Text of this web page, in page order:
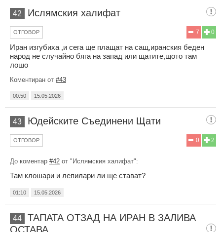
42 Ислямския халифат
0
7
ОТГОВОР
Иран изгубиха ,и сега ще плащат на сащ,иранския беден
народ не случайно бяга на запад или щатите,щото там
лошо
Коментиран от #43
00:50 15.05.2026
43 Юдейските Съединени Щати
2
0
ОТГОВОР
До коментар #42 от "Ислямския халифат":
Там клошари и лепилари ли ще стават?
01:10 15.05.2026
44
ТАПАТА ОТЗАД НА ИРАН В ЗАЛИВА
ОСТАВА